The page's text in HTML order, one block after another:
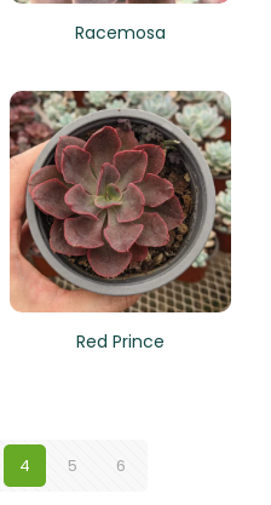
Racemosa
Red Prince
4 5 6